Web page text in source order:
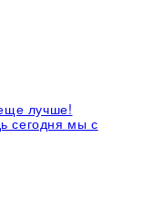
лучше!
сегодня мы с